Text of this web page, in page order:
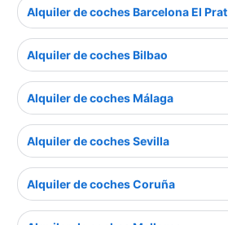
Alquiler de coches Barcelona El Prat
Alquiler de coches Bilbao
Alquiler de coches Málaga
Alquiler de coches Sevilla
Alquiler de coches Coruña